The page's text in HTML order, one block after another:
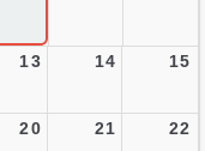
13 14 15
20 21 22